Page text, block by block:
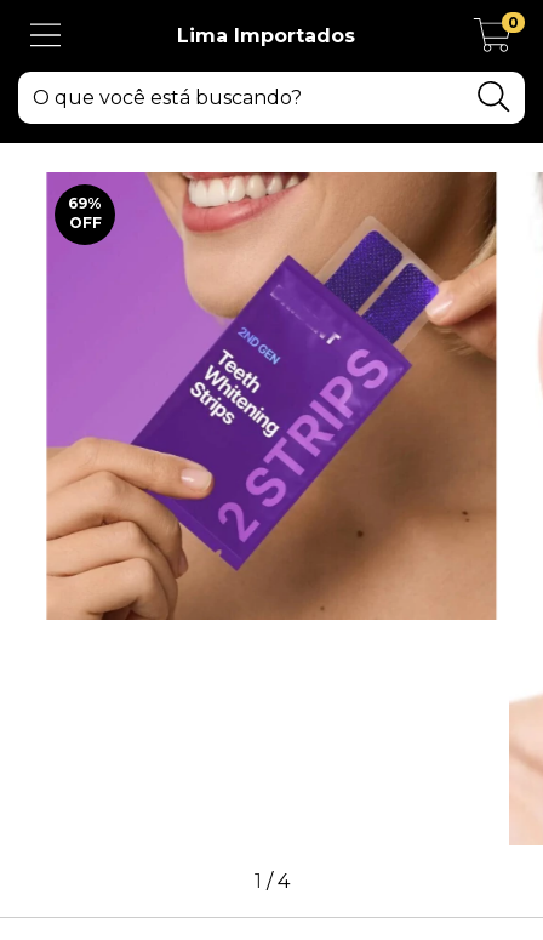
Lima Importados
0
69%
OFF
1 /4